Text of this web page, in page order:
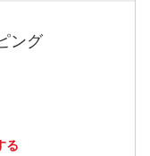
ング
る